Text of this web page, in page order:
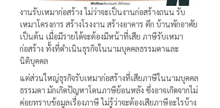
งานรับเหมาก่อสร้างไม่ว่าจะเป็นงานก่อสร้างถนน รับ
เหมาโครงการ สร้างโรงงาน สร้างอาคาร ตึก บ้านพักอาศัย
เป็นต้น เมื่อมีรายได้จะต้องมีหน้าที่เสีย ภาษีรับเหมา
ก่อสร้าง ทั้งที่ดำเนินธุรกิจในนามบุคคลธรรมดาและ
นิติบุคคล
แต่ส่วนใหญ่ธุรกิจรับเหมาก่อสร้างที่เสียภาษีในนามบุคคล
ธรรมดา มักเกิดปัญหาโดนภาษีย้อนหลัง ซึ่งอาจเกิดจากไม่
ค่อยทราบข้อมูลเรื่องภาษี ไม่รู้ว่าจะต้องเสียภาษีอะไรบ้าง